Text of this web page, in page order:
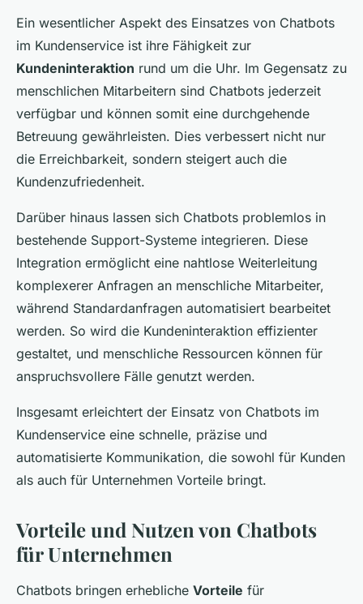
Ein wesentlicher Aspekt des Einsatzes von Chatbots
im Kundenservice ist ihre Fähigkeit zur
Kundeninteraktion rund um die Uhr. Im Gegensatz zu
menschlichen Mitarbeitern sind Chatbots jederzeit
verfügbar und können somit eine durchgehende
Betreuung gewährleisten. Dies verbessert nicht nur
die Erreichbarkeit, sondern steigert auch die
Kundenzufriedenheit.
Darüber hinaus lassen sich Chatbots problemlos in
bestehende Support-Systeme integrieren. Diese
Integration ermöglicht eine nahtlose Weiterleitung
komplexerer Anfragen an menschliche Mitarbeiter,
während Standardanfragen automatisiert bearbeitet
werden. So wird die Kundeninteraktion effizienter
gestaltet, und menschliche Ressourcen können für
anspruchsvollere Fälle genutzt werden.
Insgesamt erleichtert der Einsatz von Chatbots im
Kundenservice eine schnelle, präzise und
automatisierte Kommunikation, die sowohl für Kunden
als auch für Unternehmen Vorteile bringt.
Vorteile und Nutzen von Chatbots
für Unternehmen
Chatbots bringen erhebliche Vorteile für